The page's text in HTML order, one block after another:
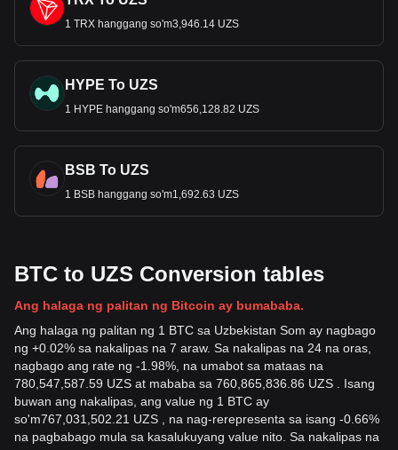
1 TRX hanggang so'm3,946.14 UZS
HYPE To UZS
1 HYPE hanggang so'm656,128.82 UZS
BSB To UZS
1 BSB hanggang so'm1,692.63 UZS
BTC to UZS Conversion tables
Ang halaga ng palitan ng Bitcoin ay bumababa.
Ang halaga ng palitan ng 1 BTC sa Uzbekistan Som ay nagbago
ng +0.02% sa nakalipas na 7 araw. Sa nakalipas na 24 na oras,
nagbago ang rate ng -1.98%, na umabot sa mataas na
780,547,587.59 UZS at mababa sa 760,865,836.86 UZS . Isang
buwan ang nakalipas, ang value ng 1 BTC ay
so'm767,031,502.21 UZS , na nag-rerepresenta sa isang -0.66%
na pagbabago mula sa kasalukuyang value nito. Sa nakalipas na